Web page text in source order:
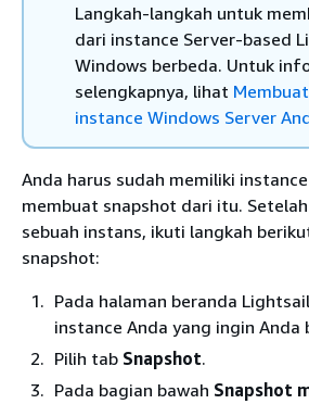
Langkah-langkah untuk
dari instance Server-based
Windows berbeda. Untuk
selengkapnya, lihat
instance Windows Server
Anda harus sudah memiliki
membuat snapshot dari itu.
sebuah instans, ikuti langkah
snapshot:
Pada halaman beranda
instance Anda yang ingin Anda
Pilih tab Snapshot.
Pada bagian bawah Snapshot